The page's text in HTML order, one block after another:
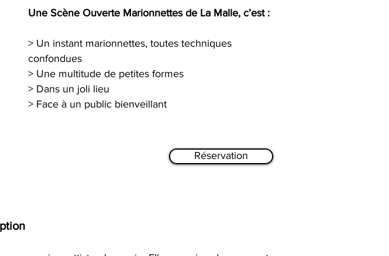
Une Scène Ouverte Marionnettes de La Malle, c’est :
> Un instant marionnettes, toutes techniques
confondues
> Une multitude de petites formes
> Dans un joli lieu
> Face à un public bienveillant
Réservation